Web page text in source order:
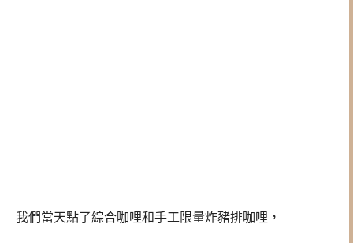
我們當天點了綜合咖哩和手工限量炸豬排咖哩，